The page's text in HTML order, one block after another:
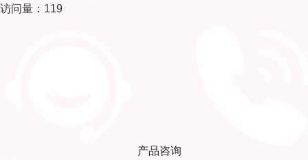
访问量：119
产品咨询